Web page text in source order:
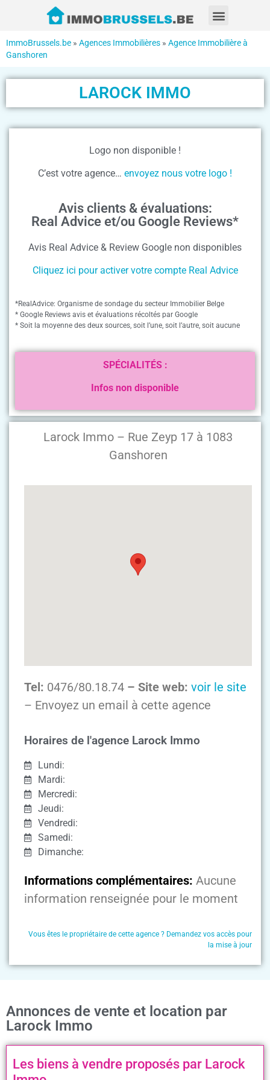
ImmoBrussels.be » Agences Immobilières » Agence Immobilière à
Ganshoren
LAROCK IMMO
Larock Immo – Rue Zeyp 17 à 1083
Ganshoren
Tel: 0476/80.18.74 – Site web: voir le site
– Envoyez un email à cette agence
Horaires de l'agence Larock Immo
Lundi:
Mardi:
Mercredi:
Jeudi:
Vendredi:
Samedi:
Dimanche:
Informations complémentaires: Aucune
information renseignée pour le moment
Vous êtes le propriétaire de cette agence ? Demandez vos accès pour
la mise à jour
Logo non disponible !
C’est votre agence… envoyez nous votre logo !
Avis clients & évaluations:
Real Advice et/ou Google Reviews*
Avis Real Advice & Review Google non disponibles
Cliquez ici pour activer votre compte Real Advice
*RealAdvice: Organisme de sondage du secteur Immobilier Belge
* Google Reviews avis et évaluations récoltés par Google
* Soit la moyenne des deux sources, soit l’une, soit l’autre, soit aucune
SPÉCIALITÉS :
Infos non disponible
Annonces de vente et location par
Larock Immo
Les biens à vendre proposés par Larock